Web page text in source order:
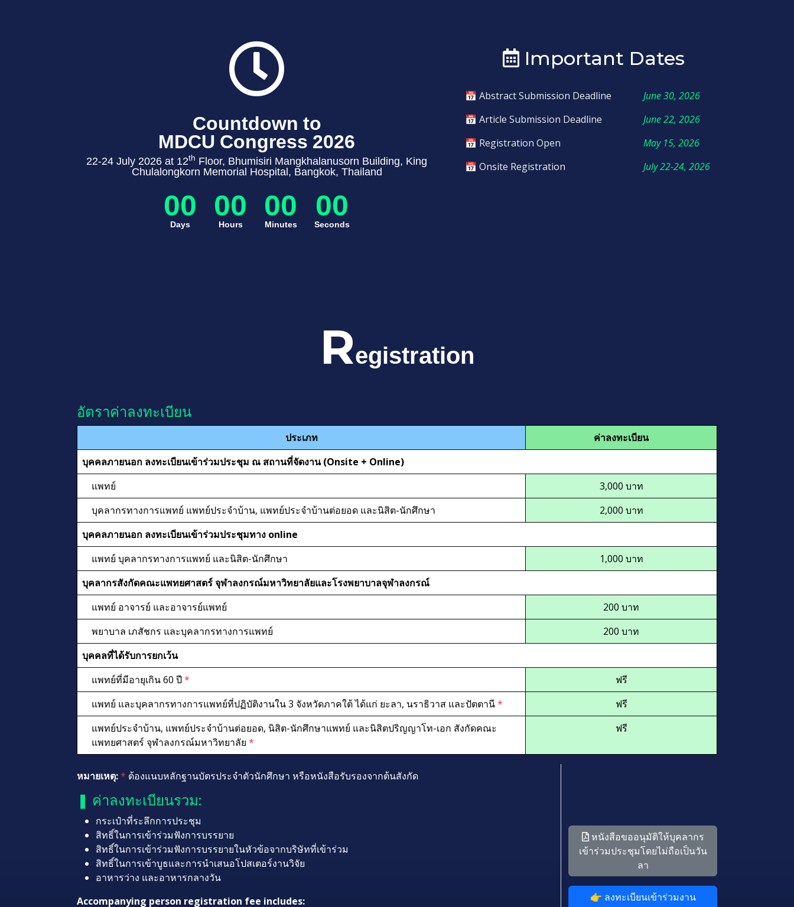
Countdown to
MDCU Congress 2026
22-24 July 2026 at 12th Floor, Bhumisiri Mangkhalanusorn Building, King
Chulalongkorn Memorial Hospital, Bangkok, Thailand
00
Days 00
Hours 00
Minutes 00
Seconds
Important Dates
📅 Abstract Submission Deadline
June 30, 2026
📅 Article Submission Deadline
June 22, 2026
📅 Registration Open
May 15, 2026
📅 Onsite Registration
July 22-24, 2026
Registration
อัตราค่าลงทะเบียน
ประเภท
ค่าลงทะเบียน
บุคคลภายนอก ลงทะเบียนเข้าร่วมประชุม ณ สถานที่จัดงาน (Onsite + Online)
แพทย์
3,000 บาท
บุคลากรทางการแพทย์ แพทย์ประจำบ้าน, แพทย์ประจำบ้านต่อยอด และนิสิต-นักศึกษา
2,000 บาท
บุคคลภายนอก ลงทะเบียนเข้าร่วมประชุมทาง online
แพทย์ บุคลากรทางการแพทย์ และนิสิต-นักศึกษา
1,000 บาท
บุคลากรสังกัดคณะแพทยศาสตร์ จุฬาลงกรณ์มหาวิทยาลัยและโรงพยาบาลจุฬาลงกรณ์
แพทย์ อาจารย์ และอาจารย์แพทย์
200 บาท
พยาบาล เภสัชกร และบุคลากรทางการแพทย์
200 บาท
บุคคลที่ได้รับการยกเว้น
แพทย์ที่มีอายุเกิน 60 ปี*
ฟรี
แพทย์ และบุคลากรทางการแพทย์ที่ปฏิบัติงานใน 3 จังหวัดภาคใต้ ได้แก่ ยะลา, นราธิวาส และปัตตานี*
ฟรี
แพทย์ประจำบ้าน, แพทย์ประจำบ้านต่อยอด, นิสิต-นักศึกษาแพทย์ และนิสิตปริญญาโท-เอก สังกัดคณะ
แพทยศาสตร์ จุฬาลงกรณ์มหาวิทยาลัย *
ฟรี
หมายเหตุ:* ต้องแนบหลักฐานบัตรประจำตัวนักศึกษา หรือหนังสือรับรองจากต้นสังกัด
❚ ค่าลงทะเบียนรวม:
กระเป๋าที่ระลึกการประชุม
สิทธิ์ในการเข้าร่วมฟังการบรรยาย
สิทธิ์ในการเข้าร่วมฟังการบรรยายในหัวข้อจากบริษัทที่เข้าร่วม
สิทธิ์ในการเข้าบูธและการนำเสนอโปสเตอร์งานวิจัย
อาหารว่าง และอาหารกลางวัน
Accompanying person registration fee includes:
หนังสือขออนุมัติให้บุคลากร
เข้าร่วมประชุมโดยไม่ถือเป็นวัน
ลา
👉 ลงทะเบียนเข้าร่วมงาน